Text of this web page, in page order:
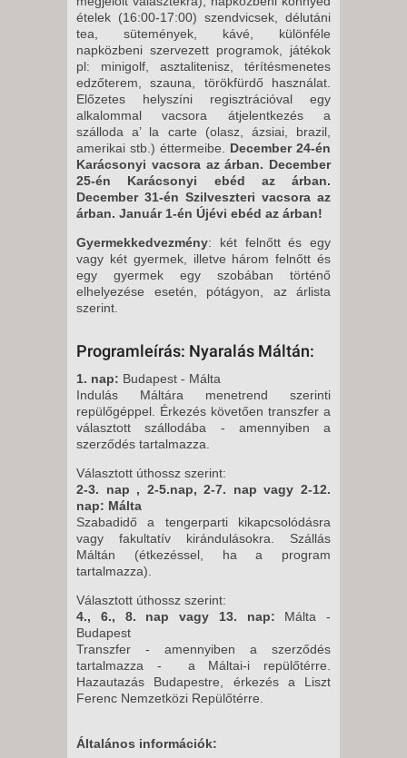
5 NAP / 4 ÉJSZAKA
2026. NOVEMBER 18., SZERDA
-
5 NAP / 4 ÉJSZAKA
2026. NOVEMBER 25., SZERDA
-
5 NAP / 4 ÉJSZAKA
2026. DECEMBER 02., SZERDA
-
5 NAP / 4 ÉJSZAKA
2026. DECEMBER 09., SZERDA
-
5 NAP / 4 ÉJSZAKA
-
5 NAP / 4 ÉJSZAKA
2026. DECEMBER 23., SZERDA
-
5 NAP / 4 ÉJSZAKA
2026. DECEMBER 30., SZERDA
-
5 NAP / 4 ÉJSZAKA
ételek (16:00-17:00) szendvicsek, délutáni
tea, sütemények, kávé, különféle
napközbeni szervezett programok, játékok
pl: minigolf, asztalitenisz, térítésmenetes
edzőterem, szauna, törökfürdő használat.
Előzetes helyszíni regisztrációval egy
alkalommal vacsora átjelentkezés a
szálloda a’ la carte (olasz, ázsiai, brazil,
amerikai stb.) éttermeibe. December 24-én
Karácsonyi vacsora az árban. December
25-én Karácsonyi ebéd az árban.
December 31-én Szilveszteri vacsora az
árban. Január 1-én Újévi ebéd az árban!
Gyermekkedvezmény: két felnőtt és egy
vagy két gyermek, illetve három felnőtt és
egy gyermek egy szobában történő
elhelyezése esetén, pótágyon, az árlista
szerint.
Programleírás: Nyaralás Máltán:
1. nap: Budapest - Málta
Indulás Máltára menetrend szerinti
repülőgéppel. Érkezés követően transzfer a
választott szállodába - amennyiben a
szerződés tartalmazza.
Választott úthossz szerint:
2-3. nap , 2-5.nap, 2-7. nap vagy 2-12.
nap: Málta
Szabadidő a tengerparti kikapcsolódásra
vagy fakultatív kirándulásokra. Szállás
Máltán (étkezéssel, ha a program
tartalmazza).
Választott úthossz szerint:
4., 6., 8. nap vagy 13. nap: Málta -
Budapest
Transzfer - amennyiben a szerződés
tartalmazza - a Máltai-i repülőtérre.
Hazautazás Budapestre, érkezés a Liszt
Ferenc Nemzetközi Repülőtérre.
Általános információk: